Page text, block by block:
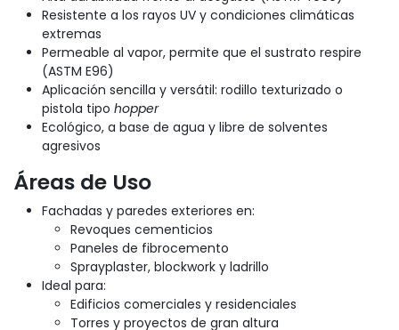
Resistente a los rayos UV y condiciones climáticas
extremas
Permeable al vapor, permite que el sustrato respire
(ASTM E96)
Aplicación sencilla y versátil: rodillo texturizado o
pistola tipo hopper
Ecológico, a base de agua y libre de solventes
agresivos
Áreas de Uso
Fachadas y paredes exteriores en:
Revoques cementicios
Paneles de fibrocemento
Sprayplaster, blockwork y ladrillo
Ideal para:
Edificios comerciales y residenciales
Torres y proyectos de gran altura